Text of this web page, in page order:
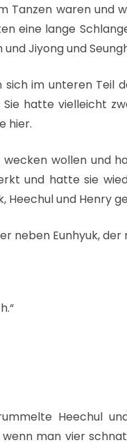
Tanzen waren und
eine lange
Jiyong und
sich im unteren Teil
hatte vielleicht
hier.
wollen und
und hatte sie
Heechul und Henry
neben Eunhyuk,
Heechul
man vier